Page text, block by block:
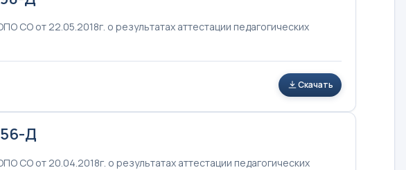
СО от 22.05.2018г. о результатах аттестации педагогических
Скачать
Д
СО от 20.04.2018г. о результатах аттестации педагогических